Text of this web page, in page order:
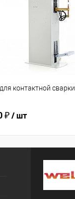
контактной сварки
₽/ шт